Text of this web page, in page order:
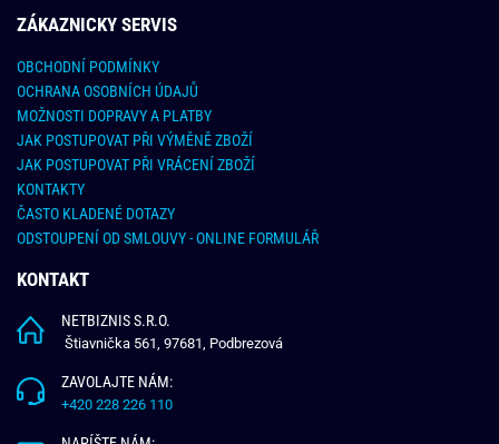
ZÁKAZNICKY SERVIS
OBCHODNÍ PODMÍNKY
OCHRANA OSOBNÍCH ÚDAJŮ
MOŽNOSTI DOPRAVY A PLATBY
JAK POSTUPOVAT PŘI VÝMĚNĚ ZBOŽÍ
JAK POSTUPOVAT PŘI VRÁCENÍ ZBOŽÍ
KONTAKTY
ČASTO KLADENÉ DOTAZY
ODSTOUPENÍ OD SMLOUVY - ONLINE FORMULÁŘ
KONTAKT
NETBIZNIS S.R.O.
Štiavnička 561, 97681, Podbrezová
ZAVOLAJTE NÁM:
+420 228 226 110